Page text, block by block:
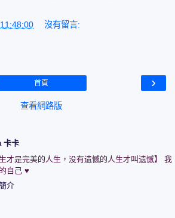
沒有留言:
›
首頁
查看網路版
卡卡
才是完美的人生，没有遗憾的人生才叫遗憾】 我
自己 ♥
介